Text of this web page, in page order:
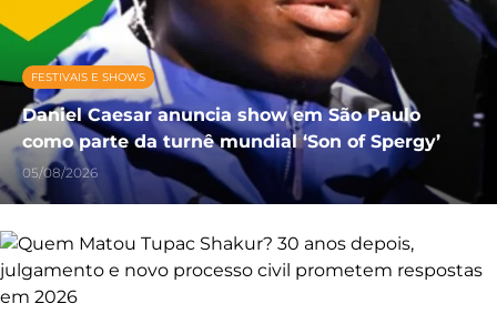
FESTIVAIS E SHOWS
Daniel Caesar anuncia show em São Paulo
como parte da turnê mundial ‘Son of Spergy’
05/08/2026